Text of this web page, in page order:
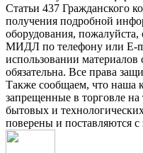
Статьи 437 Гражданского
получения подробной
оборудования,
МИДЛ по телефону или E-
использовании
обязательна. Все права
Также сообщаем, что наша
запрещенные в торговле
бытовых и
поверены и поставляются с